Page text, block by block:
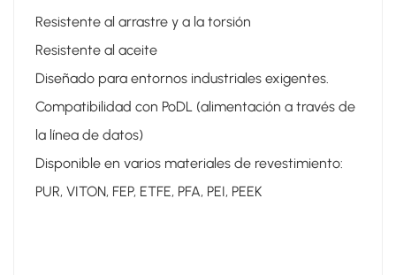
Resistente al arrastre y a la torsión
Resistente al aceite
Diseñado para entornos industriales exigentes.
Compatibilidad con PoDL (alimentación a través de
la línea de datos)
Disponible en varios materiales de revestimiento:
PUR, VITON, FEP, ETFE, PFA, PEI, PEEK